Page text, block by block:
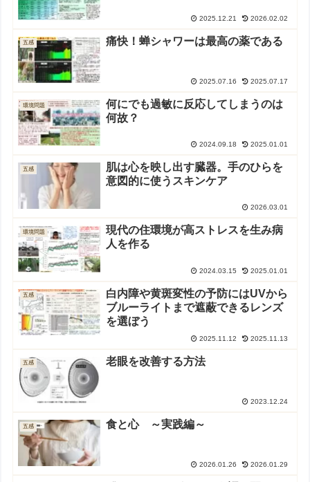
2025.12.21 2026.02.02
五感 痛快！蝉シャワーは最高の薬である
2025.07.16 2025.07.17
環境問題
何にでも過敏に反応してしまうのは
何故？
2024.09.18 2025.01.01
五感
肌は心を映し出す臓器。手のひらを
意図的に使うスキンケア
2026.03.01
環境問題
現代の住環境が高ストレスを生み病
人を作る
2024.03.15 2025.01.01
五感
白内障や黄斑変性の予防にはUVから
ブルーライトまで遮蔽できるレンズ
を選ぼう
2025.11.12 2025.11.13
五感 老眼を改善する方法
2023.12.24
五感 食と心 ～実践編～
2026.01.26 2026.01.29